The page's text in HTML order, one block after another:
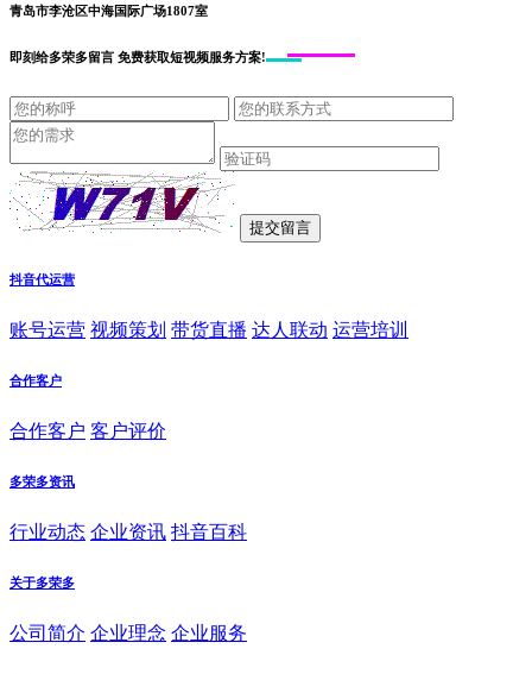
青岛市李沧区中海国际广场1807室
即刻给多荣多留言 免费获取短视频服务方案!
抖音代运营
账号运营 视频策划 带货直播 达人联动 运营培训
合作客户
合作客户 客户评价
多荣多资讯
行业动态 企业资讯 抖音百科
关于多荣多
公司简介 企业理念 企业服务